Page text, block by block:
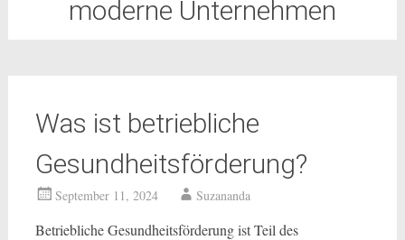
moderne Unternehmen
Was ist betriebliche
Gesundheitsförderung?
September 11, 2024 Suzananda
Betriebliche Gesundheitsförderung ist Teil des